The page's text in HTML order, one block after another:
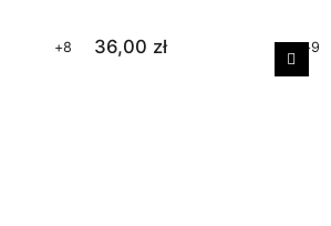
+8 36,00 zł +9